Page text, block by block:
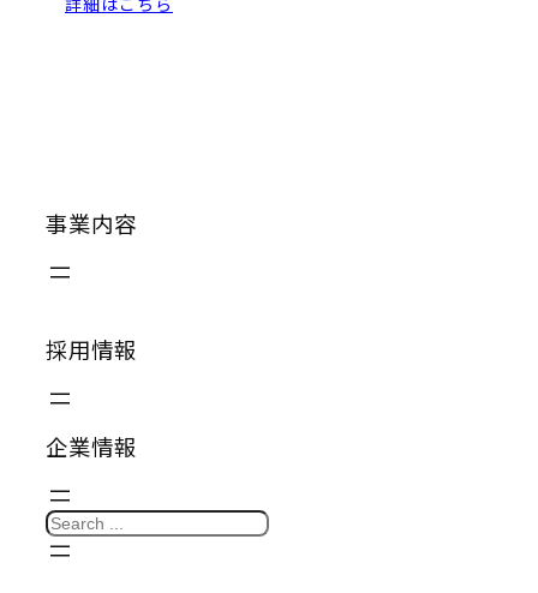
事業内容
採用情報
企業情報
S
e